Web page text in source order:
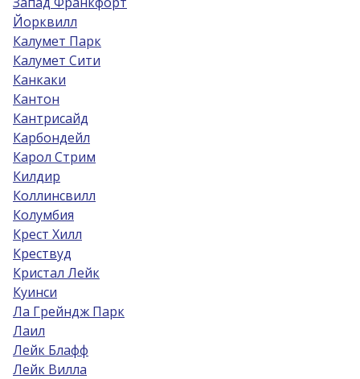
Йорквилл
Калумет Парк
Калумет Сити
Канкаки
Кантон
Кантрисайд
Карбондейл
Карол Стрим
Килдир
Коллинсвилл
Колумбия
Крест Хилл
Крествуд
Кристал Лейк
Куинси
Ла Грейндж Парк
Лаил
Лейк Блафф
Лейк Вилла